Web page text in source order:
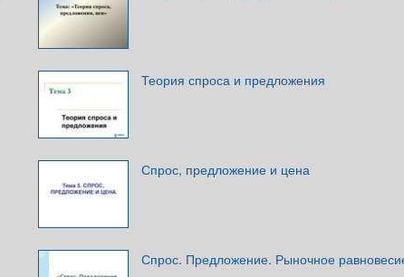
Теория спроса и предложения
Спрос, предложение и цена
Спрос. Предложение. Рыночное